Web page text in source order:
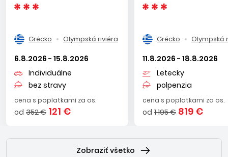
Grécko Olympská riviéra
6.8.2026 - 15.8.2026
Individuálne
bez stravy
cena s poplatkami za os.
od 352 € 121 €
Grécko Olympská
11.8.2026 - 18.8.2026
Letecky
polpenzia
cena s poplatkami za os.
od 1 195 € 819 €
Zobraziť všetko